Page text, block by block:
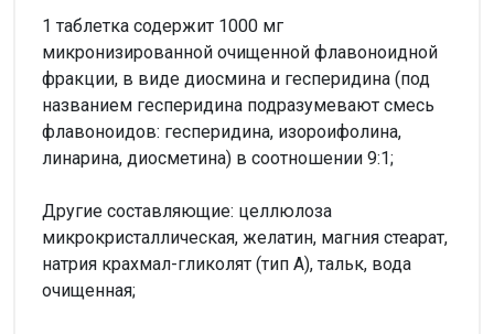
1 таблетка содержит 1000 мг
микронизированной очищенной флавоноидной
фракции, в виде диосмина и гесперидина (под
названием гесперидина подразумевают смесь
флавоноидов: гесперидина, изороифолина,
линарина, диосметина) в соотношении 9:1;
Другие составляющие: целлюлоза
микрокристаллическая, желатин, магния стеарат,
натрия крахмал-гликолят (тип А), тальк, вода
очищенная;